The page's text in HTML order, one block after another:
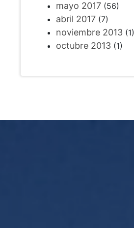
mayo 2017(56)
abril 2017(7)
noviembre 2013(1)
octubre 2013(1)